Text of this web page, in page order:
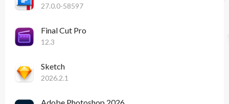
27.0.0-58597
Final Cut Pro
12.3
Sketch
2026.2.1